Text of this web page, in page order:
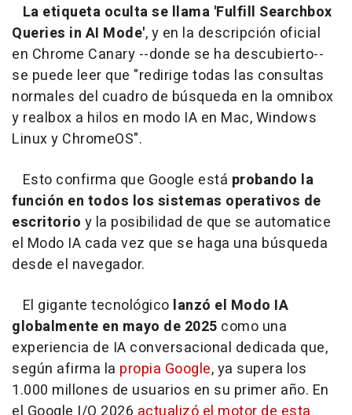
La etiqueta oculta se llama 'Fulfill Searchbox
Queries in AI Mode', y en la descripción oficial
en Chrome Canary --donde se ha descubierto--
se puede leer que "redirige todas las consultas
normales del cuadro de búsqueda en la omnibox
y realbox a hilos en modo IA en Mac, Windows
Linux y ChromeOS".
Esto confirma que Google está probando la
función en todos los sistemas operativos de
escritorio y la posibilidad de que se automatice
el Modo IA cada vez que se haga una búsqueda
desde el navegador.
El gigante tecnológico lanzó el Modo IA
globalmente en mayo de 2025 como una
experiencia de IA conversacional dedicada que,
según afirma la propia Google, ya supera los
1.000 millones de usuarios en su primer año. En